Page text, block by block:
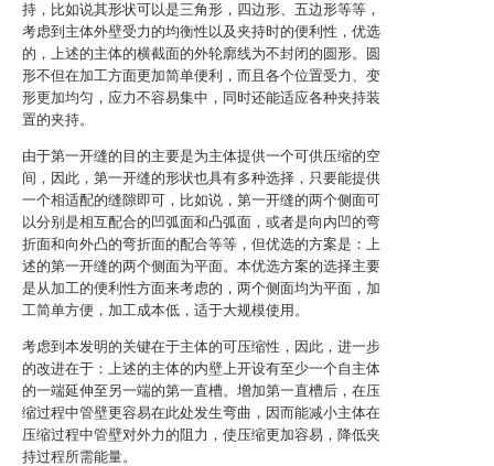
持，比如说其形状可以是三角形，四边形、五边形等等，
考虑到主体外壁受力的均衡性以及夹持时的便利性，优选
的，上述的主体的横截面的外轮廓线为不封闭的圆形。圆
形不但在加工方面更加简单便利，而且各个位置受力、变
形更加均匀，应力不容易集中，同时还能适应各种夹持装
置的夹持。
由于第一开缝的目的主要是为主体提供一个可供压缩的空
间，因此，第一开缝的形状也具有多种选择，只要能提供
一个相适配的缝隙即可，比如说，第一开缝的两个侧面可
以分别是相互配合的凹弧面和凸弧面，或者是向内凹的弯
折面和向外凸的弯折面的配合等等，但优选的方案是：上
述的第一开缝的两个侧面为平面。本优选方案的选择主要
是从加工的便利性方面来考虑的，两个侧面均为平面，加
工简单方便，加工成本低，适于大规模使用。
考虑到本发明的关键在于主体的可压缩性，因此，进一步
的改进在于：上述的主体的内壁上开设有至少一个自主体
的一端延伸至另一端的第一直槽。增加第一直槽后，在压
缩过程中管壁更容易在此处发生弯曲，因而能减小主体在
压缩过程中管壁对外力的阻力，使压缩更加容易，降低夹
持过程所需能量。